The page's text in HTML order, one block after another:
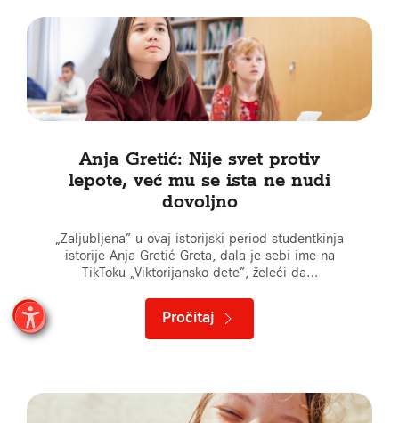
Anja Gretić: Nije svet protiv
lepote, već mu se ista ne nudi
dovoljno
„Zaljubljena” u ovaj istorijski period studentkinja
istorije Anja Gretić Greta, dala je sebi ime na
TikToku „Viktorijansko dete”, želeći da…
Pročitaj